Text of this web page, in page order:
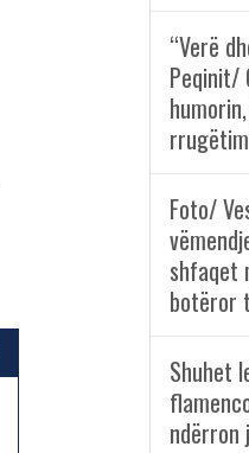
“Verë
Peqinit/
Foto/
shfaqet
botëror
Shuhet
ndërron